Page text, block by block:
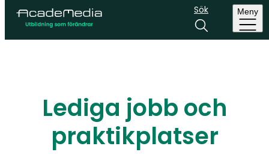
Sök Meny
Lediga jobb och
praktikplatser